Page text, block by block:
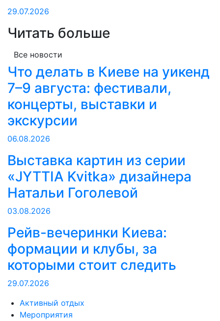
29.07.2026
Читать больше
Все новости
Что делать в Киеве на уикенд
7–9 августа: фестивали,
концерты, выставки и
экскурсии
06.08.2026
Выставка картин из серии
«JYTTIA Kvitka» дизайнера
Натальи Гоголевой
03.08.2026
Рейв-вечеринки Киева:
формации и клубы, за
которыми стоит следить
29.07.2026
Активный отдых
Мероприятия